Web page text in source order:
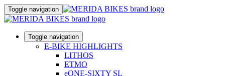
Toggle navigation
Toggle navigation
E-BIKE HIGHLIGHTS
LITHOS
ETMO
eONE-SIXTY SL